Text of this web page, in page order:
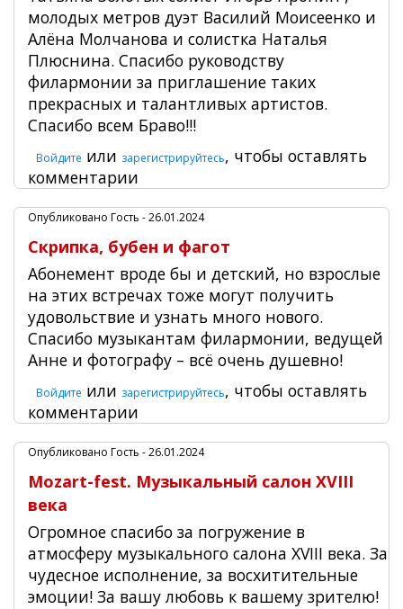
молодых метров дуэт Василий Моисеенко и
Алёна Молчанова и солистка Наталья
Плюснина. Спасибо руководству
филармонии за приглашение таких
прекрасных и талантливых артистов.
Спасибо всем Браво!!!
Войдите или зарегистрируйтесь, чтобы оставлять
комментарии
Опубликовано Гость - 26.01.2024
Скрипка, бубен и фагот
Абонемент вроде бы и детский, но взрослые
на этих встречах тоже могут получить
удовольствие и узнать много нового.
Спасибо музыкантам филармонии, ведущей
Анне и фотографу – всё очень душевно!
Войдите или зарегистрируйтесь, чтобы оставлять
комментарии
Опубликовано Гость - 26.01.2024
Mozart-fest. Музыкальный салон XVIII
века
Огромное спасибо за погружение в
атмосферу музыкального салона XVIII века. За
чудесное исполнение, за восхитительные
эмоции! За вашу любовь к вашему зрителю!